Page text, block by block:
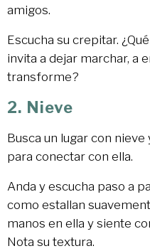
amigos.
Escucha su crepitar.
invita a dejar marchar, a
transforme?
2. Nieve
Busca un lugar con
para conectar con ella.
Anda y escucha paso a
como estallan
manos en ella y siente
Nota su textura.